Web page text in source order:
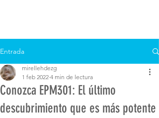
Entrada
Conozca EPM301: El último
descubrimiento que es más potente
mirellehdezg
1 feb 2022 4 min de lectura